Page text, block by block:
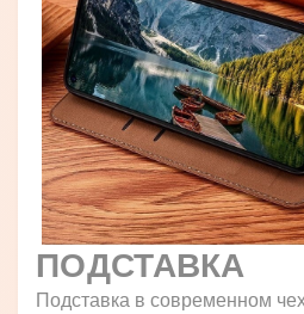
ПОДСТАВКА
Подставка в современном